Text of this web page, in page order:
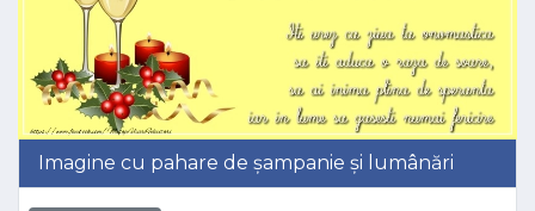
Imagine cu pahare de șampanie și lumânări